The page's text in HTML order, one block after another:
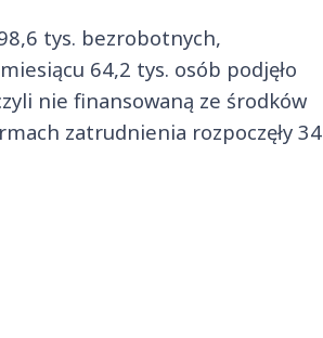
tys. bezrobotnych,
64,2 tys. osób podjęło
nie finansowaną ze środków
zatrudnienia rozpoczęły 34